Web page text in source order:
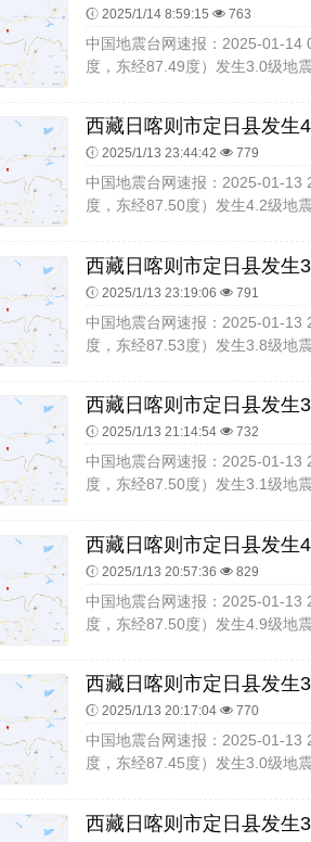
2025/1/14 8:59:15 763
中国地震台网速报：2025-01-14
度，东经87.49度）发生3.0级地
西藏日喀则市定日县发生
2025/1/13 23:44:42 779
中国地震台网速报：2025-01-13
度，东经87.50度）发生4.2级地
西藏日喀则市定日县发生
2025/1/13 23:19:06 791
中国地震台网速报：2025-01-13
度，东经87.53度）发生3.8级地
西藏日喀则市定日县发生
2025/1/13 21:14:54 732
中国地震台网速报：2025-01-13
度，东经87.50度）发生3.1级地
西藏日喀则市定日县发生
2025/1/13 20:57:36 829
中国地震台网速报：2025-01-13
度，东经87.50度）发生4.9级地
西藏日喀则市定日县发生
2025/1/13 20:17:04 770
中国地震台网速报：2025-01-13
度，东经87.45度）发生3.0级地
西藏日喀则市定日县发生